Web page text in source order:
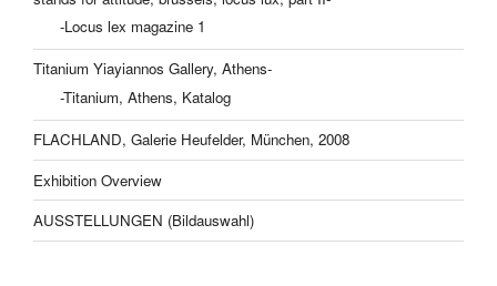
-Locus lex magazine 1
Titanium Yiayiannos Gallery, Athens-
-Titanium, Athens, Katalog
FLACHLAND, Galerie Heufelder, München, 2008
Exhibition Overview
AUSSTELLUNGEN (Bildauswahl)